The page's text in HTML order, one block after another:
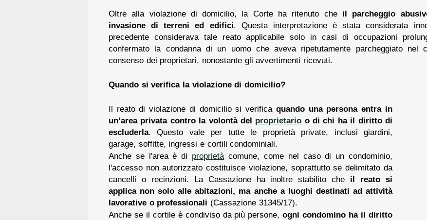
Oltre alla violazione di domicilio, la Corte ha ritenuto che il parcheggio
invasione di terreni ed edifici. Questa interpretazione è stata considerata
precedente considerava tale reato applicabile solo in casi di occupazioni
confermato la condanna di un uomo che aveva ripetutamente parcheggiato
consenso dei proprietari, nonostante gli avvertimenti ricevuti.
Quando si verifica la violazione di domicilio?
Il reato di violazione di domicilio si verifica quando una persona entra in
un’area privata contro la volontà del proprietario o di chi ha il diritto di
escluderla. Questo vale per tutte le proprietà private, inclusi giardini,
garage, soffitte, ingressi e cortili condominiali.
Anche se l'area è di proprietà comune, come nel caso di un condominio,
l'accesso non autorizzato costituisce violazione, soprattutto se delimitato da
cancelli o recinzioni. La Cassazione ha inoltre stabilito che il reato si
applica non solo alle abitazioni, ma anche a luoghi destinati ad attività
lavorative o professionali (Cassazione 31345/17).
Anche se il cortile è condiviso da più persone,ogni condomino ha il diritto